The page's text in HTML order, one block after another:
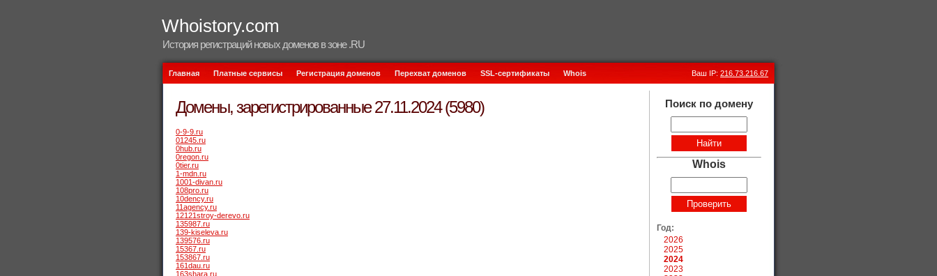
Whoistory.com
История регистраций новых доменов в зоне .RU
Главная Платные сервисы Регистрация доменов Перехват доменов SSL-сертификаты Whois Ваш IP: 216.73.216.67
Домены, зарегистрированные 27.11.2024 (5980)
0-9-9.ru
01245.ru
0hub.ru
0regon.ru
0tier.ru
1-mdn.ru
1001-divan.ru
108pro.ru
10dency.ru
11agency.ru
12121stroy-derevo.ru
135987.ru
139-kiseleva.ru
139576.ru
15367.ru
153867.ru
161dau.ru
163shara.ru
Поиск по домену
Whois
Год:
2026
2025
2024
2023